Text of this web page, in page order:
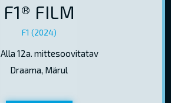
F1® FILM
F1 (2024)
Alla 12a. mittesoovitatav
Draama, Märul